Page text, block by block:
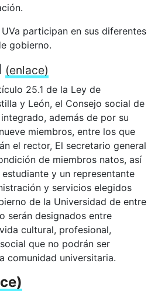
participan en sus diferentes
gobierno.
(enlace)
25.1 de la Ley de
y León, el Consejo social de
además de por su
miembros, entre los que
el rector, El secretario general
de miembros natos, así
y un representante
y servicios elegidos
de la Universidad de entre
serán designados entre
cultural, profesional,
que no podrán ser
comunidad universitaria.